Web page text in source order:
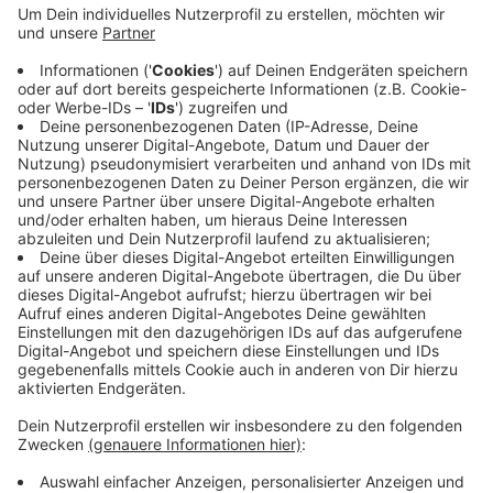
Veröffentlicht:Freitag, 08.05.2026 08:05
Anzeige
Demnach sind vor allem Blumen als Geschenk hoch im
Kurs. Aber auch Pralinen, Parfüm oder Accessoires
würden viel gekauft, so der Verband. Bundesweit geht
er von einem Umsatz in Höhe von einer Milliarde Euro
aufgrund des Muttertags-Geschäfts aus.
Anzeige